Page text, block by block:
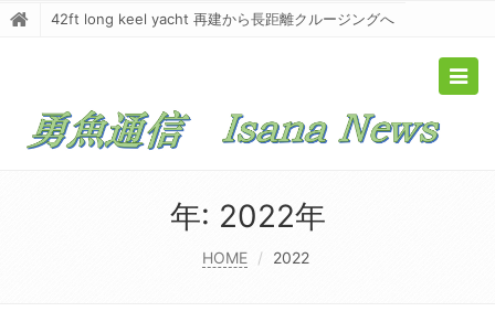
42ft long keel yacht 再建から長距離クルージングへ
年: 2022年
HOME 2022